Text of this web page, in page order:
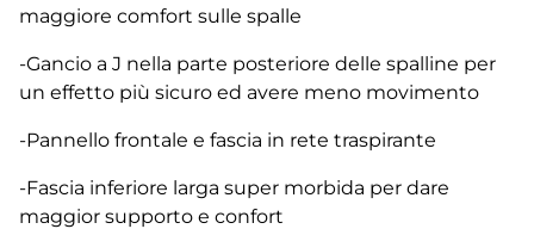
maggiore comfort sulle spalle
-Gancio a J nella parte posteriore delle spalline per
un effetto più sicuro ed avere meno movimento
-Pannello frontale e fascia in rete traspirante
-Fascia inferiore larga super morbida per dare
maggior supporto e confort